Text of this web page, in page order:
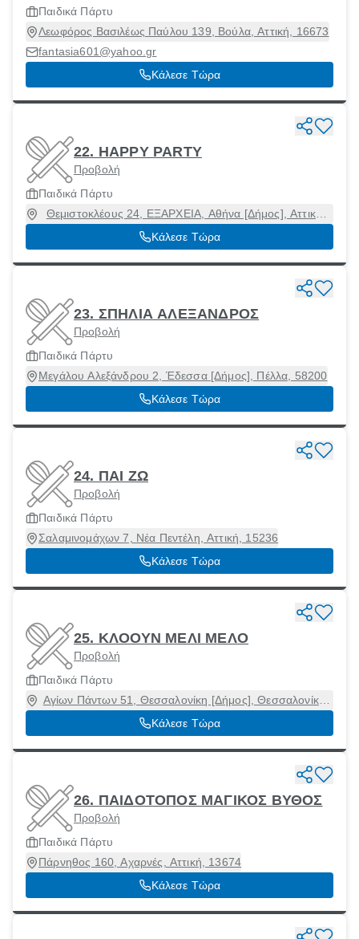
Παιδικά Πάρτυ
Λεωφόρος Βασιλέως Παύλου 139, Βούλα, Αττική, 16673
fantasia601@yahoo.gr
Κάλεσε Τώρα
22. HAPPY PARTY
Προβολή
Παιδικά Πάρτυ
Θεμιστοκλέους 24, ΕΞΑΡΧΕΙΑ, Αθήνα [Δήμος], Αττική,
10678
Κάλεσε Τώρα
23. ΣΠΗΛΙΑ ΑΛΕΞΑΝΔΡΟΣ
Προβολή
Παιδικά Πάρτυ
Μεγάλου Αλεξάνδρου 2, Έδεσσα [Δήμος], Πέλλα, 58200
Κάλεσε Τώρα
24. ΠΑΙ ΖΩ
Προβολή
Παιδικά Πάρτυ
Σαλαμινομάχων 7, Νέα Πεντέλη, Αττική, 15236
Κάλεσε Τώρα
25. ΚΛΟΟΥΝ ΜΕΛΙ ΜΕΛΟ
Προβολή
Παιδικά Πάρτυ
Αγίων Πάντων 51, Θεσσαλονίκη [Δήμος], Θεσσαλονίκη,
54629
Κάλεσε Τώρα
26. ΠΑΙΔΟΤΟΠΟΣ ΜΑΓΙΚΟΣ ΒΥΘΟΣ
Προβολή
Παιδικά Πάρτυ
Πάρνηθος 160, Αχαρνές, Αττική, 13674
Κάλεσε Τώρα